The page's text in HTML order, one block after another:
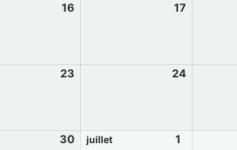
16 17
23 24
30 juillet 1